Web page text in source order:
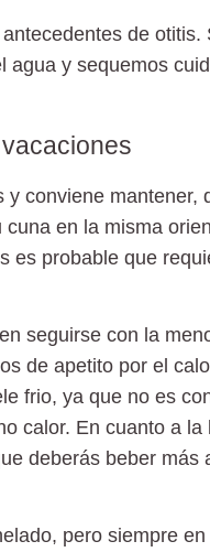
de otitis.
agua y sequemos
conviene mantener,
en la misma
es probable que
seguirse con la
de apetito por el
frio, ya que no es
calor. En cuanto a la
deberás beber más
pero siempre